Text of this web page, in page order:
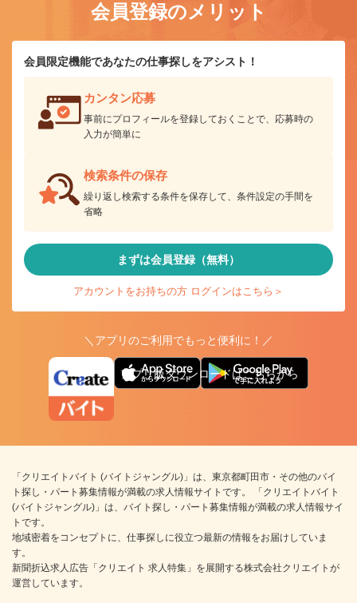
会員登録のメリット
会員限定機能であなたの仕事探しをアシスト！
カンタン応募
事前にプロフィールを登録しておくことで、応募時の
入力が簡単に
検索条件の保存
繰り返し検索する条件を保存して、条件設定の手間を
省略
まずは会員登録（無料）
アカウントをお持ちの方 ログインはこちら＞
＼アプリのご利用でもっと便利に！／
アプリ版ダウンロードはこちらから
「クリエイトバイト (バイトジャングル)」は、東京都町田市・その他のバイ
ト探し・パート募集情報が満載の求人情報サイトです。 「クリエイトバイト
(バイトジャングル)」は、バイト探し・パート募集情報が満載の求人情報サイ
トです。
地域密着をコンセプトに、仕事探しに役立つ最新の情報をお届けしていま
す。
新聞折込求人広告「クリエイト 求人特集」を展開する株式会社クリエイトが
運営しています。